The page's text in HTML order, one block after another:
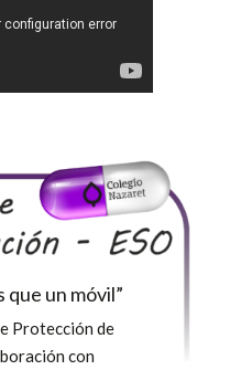
que un móvil”
Protección de
con